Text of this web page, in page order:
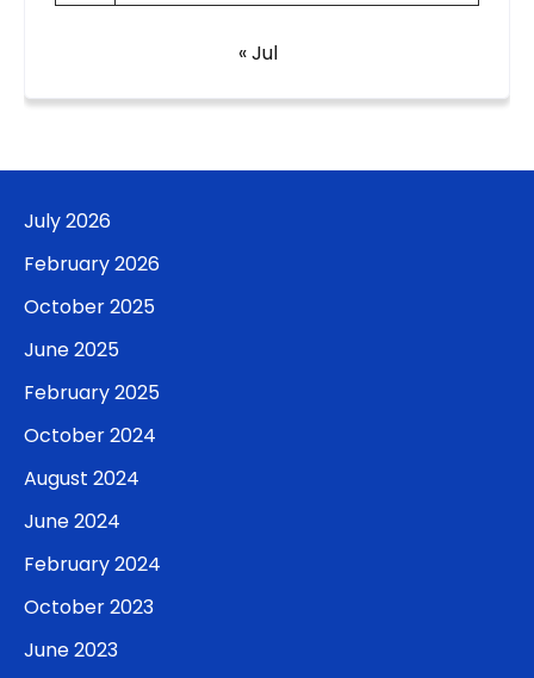
« Jul
July 2026
February 2026
October 2025
June 2025
February 2025
October 2024
August 2024
June 2024
February 2024
October 2023
June 2023